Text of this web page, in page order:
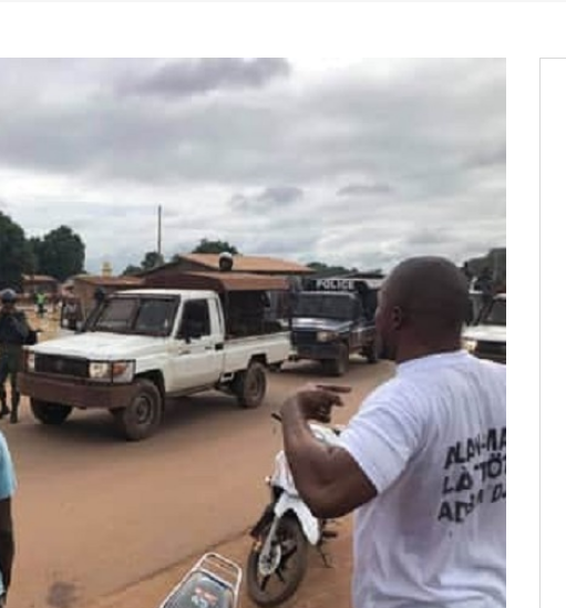
: retrait des cartes d’électeurs possible
de vote : vos informations à transmettre
globaux provisoires et des
: ce 4 juin à 18h